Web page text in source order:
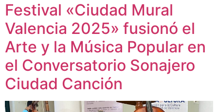
Festival «Ciudad Mural
Valencia 2025» fusionó el
Arte y la Música Popular en
el Conversatorio Sonajero
Ciudad Canción